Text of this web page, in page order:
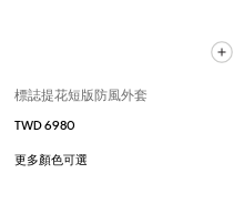
標誌提花短版防風外套
TWD 6980
更多顏色可選